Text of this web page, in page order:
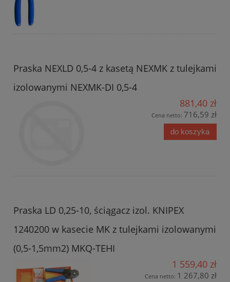
Praska NEXLD 0,5-4 z kasetą NEXMK z tulejkami
izolowanymi NEXMK-DI 0,5-4
881,40 zł
Cena netto: 716,59 zł
do koszyka
Praska LD 0,25-10, ściągacz izol. KNIPEX
1240200 w kasecie MK z tulejkami izolowanymi
(0,5-1,5mm2) MKQ-TEHI
1 559,40 zł
Cena netto: 1 267,80 zł